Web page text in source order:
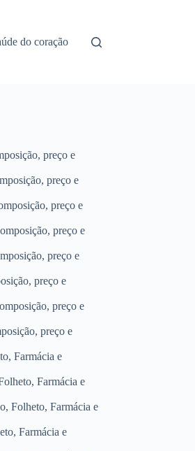
do coração
preço e
preço e
preço e
preço e
preço e
preço e
preço e
preço e
Farmácia e
Farmácia e
Folheto, Farmácia e
Farmácia e